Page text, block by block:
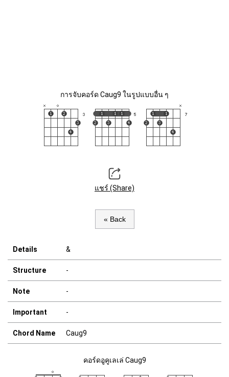
การจับคอร์ด Caug9 ในรูปแบบอื่น ๆ
แชร์ (Share)
« Back
Details &
Structure -
Note -
Important -
Chord Name Caug9
คอร์ดอูคูเลเล่ Caug9